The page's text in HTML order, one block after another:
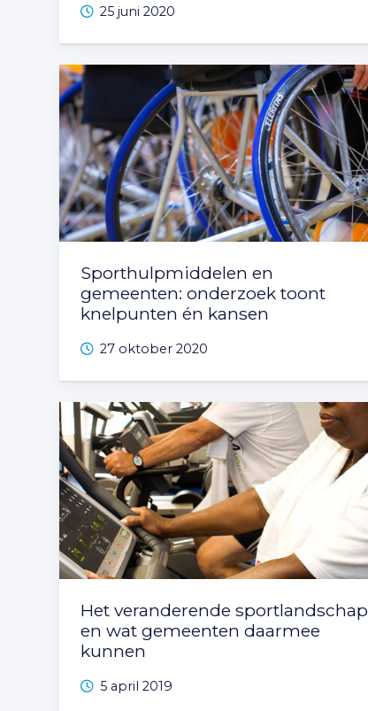
25 juni 2020
Sporthulpmiddelen en
gemeenten: onderzoek toont
knelpunten én kansen
27 oktober 2020
Het veranderende sportlandschap
en wat gemeenten daarmee
kunnen
5 april 2019